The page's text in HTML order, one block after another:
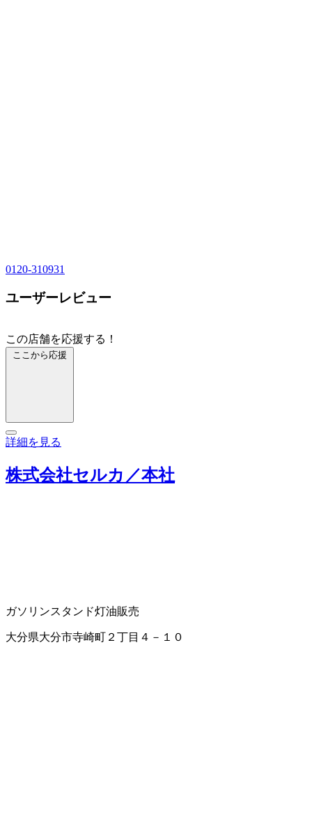
0120-310931
ユーザーレビュー
この店舗を応援する！
ここから応援
詳細を見る
株式会社セルカ／本社
ガソリンスタンド灯油販売
大分県大分市寺崎町２丁目４－１０